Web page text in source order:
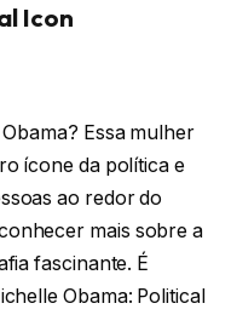
Icon
Essa mulher
ícone da política e
ao redor do
mais sobre a
fascinante. É
Obama: Political